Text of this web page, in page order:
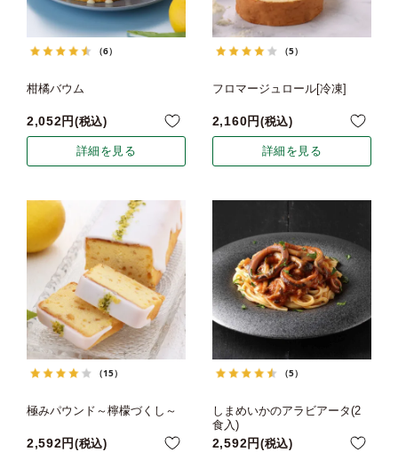
（6）
柑橘バウム
2,052 税込
詳細を見る
（5）
フロマージュロール[冷凍]
2,160 税込
詳細を見る
（15）
極みパウンド～檸檬づくし～
2,592 税込
（5）
しまめいかのアラビアータ(2
食入)
2,592 税込